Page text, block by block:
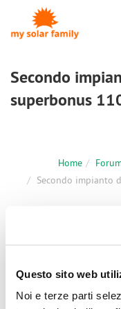
Questo sito web
Noi e terze parti
Salta al contenuto principale
Secondo
superbonus
Home
Secondo impianto
Accedio
Dom, 01/09/2024 - 09:21
Secondo